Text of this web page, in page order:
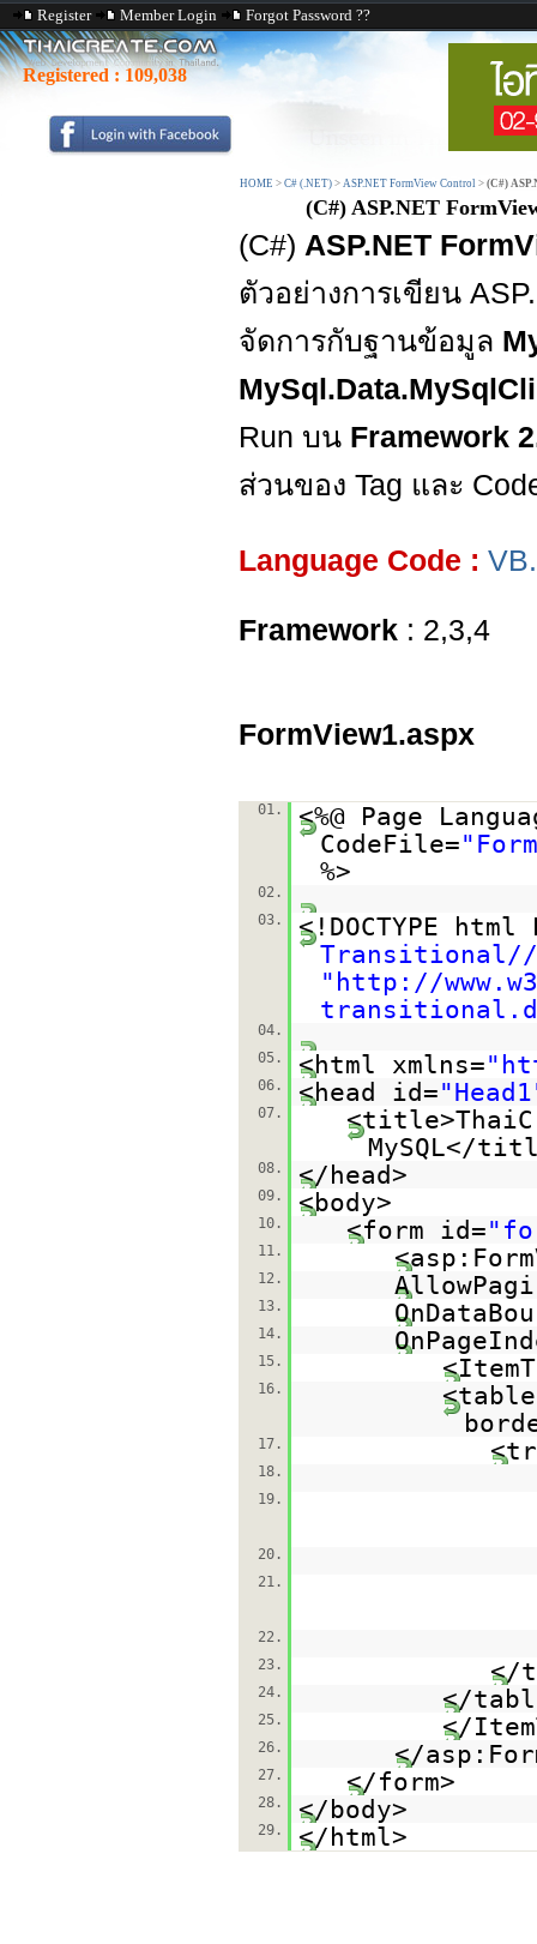
Register Member Login Forgot Password ??
Registered : 109,038
HOME > C# (.NET) > ASP.NET FormView Control > (C#)
(C#) ASP.NET
(C#) ASP.NET
ตัวอย่างการเขียน
จัดการกับฐานข้อมูล
Run บน Framework
ส่วนของ Tag และ
Language Code :
Framework : 2,3,4
FormView1.aspx
01.
<%@ Page
CodeFile=
%>
02.
03.
<!DOCTYPE html
Transitional//
" http://
04.
05.
<html xmlns="
06. <head id=
07.
MySQL</
08. </head>
09. <body>
10. <form id=
11.
12.
13.
14.
15.
16.
17.
18.
19.
20.
21.
22.
23.
</
24. </
25. </
26. </
27. </form>
28. </body>
29. </html>